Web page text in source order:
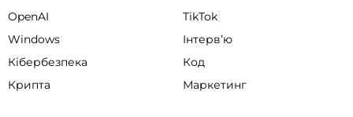
OpenAI
TikTok
Windows
Інтервʼю
Кібербезпека
Код
Крипта
Маркетинг